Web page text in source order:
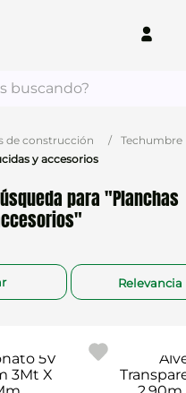
de construcción
Techumbre
y accesorios
Planchas
Relevancia